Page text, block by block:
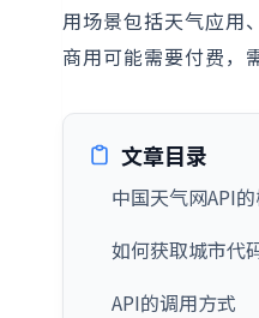
用场景包括天气应用
商用可能需要付费，
文章目录
中国天气网API
如何获取城市代
API的调用方式